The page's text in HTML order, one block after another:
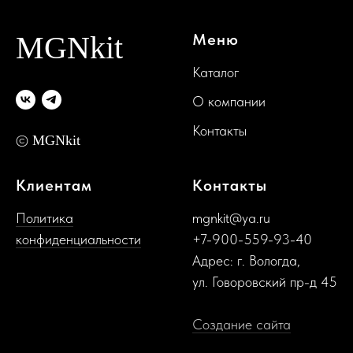
MGNkit
© MGNkit
Меню
Каталог
О компании
Контакты
Клиентам
Политика
конфиденциальности
Контакты
mgnkit@ya.ru
+7-900-559-93-40
Адрес: г. Вологда,
ул. Говоровский пр-д 45
Создание сайта